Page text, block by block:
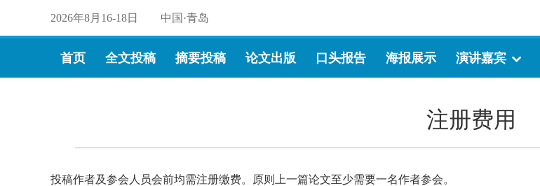
2026年8月16-18日 中国·青岛
首页 全文投稿 摘要投稿 论文出版 口头报告 海报展示 演讲嘉宾
注册费用
投稿作者及参会人员会前均需注册缴费。原则上一篇论文至少需要一名作者参会。